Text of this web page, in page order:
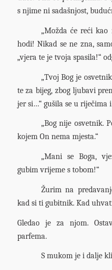
s njime ni sadašnjost,
„Možda će reći kao
hodi! Nikad se ne zna,
„vjera te je tvoja spasila!“
„Tvoj Bog je
te za bijeg, zbog ljubavi
jer si…“ gušila se u riječima
„Bog nije osvetnik.
kojem On nema mjesta.“
„Mani se Boga,
gubim vrijeme s tobom!“
Žurim na
kad si ti gubitnik. Kad
Gledao je za njom.
parfema.
S mukom je i dalje